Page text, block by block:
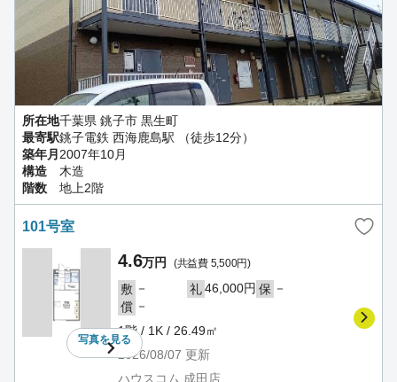
所在地千葉県 銚子市 黒生町
最寄駅銚子電鉄 西海鹿島駅 （徒歩12分）
築年月 2007年10月
構造
木造
階数
地上2階
101号室
写真を見る
4.6万円 (共益費 5,500円)
敷 － 礼46,000円 保 －
償 －
1階 / 1K / 26.49㎡
2026/08/07 更新
ハウスコム 成田店